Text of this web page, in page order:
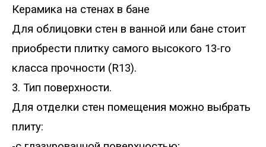
Керамика на стенах в бане
Для облицовки стен в ванной или бане стоит
приобрести плитку самого высокого 13-го
класса прочности (R13).
3. Тип поверхности.
Для отделки стен помещения можно выбрать
плиту: